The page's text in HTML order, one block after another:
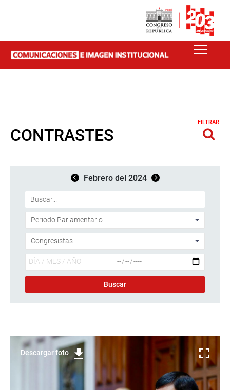
CONTRASTES
FILTRAR
Febrero del 2024
Descargar foto